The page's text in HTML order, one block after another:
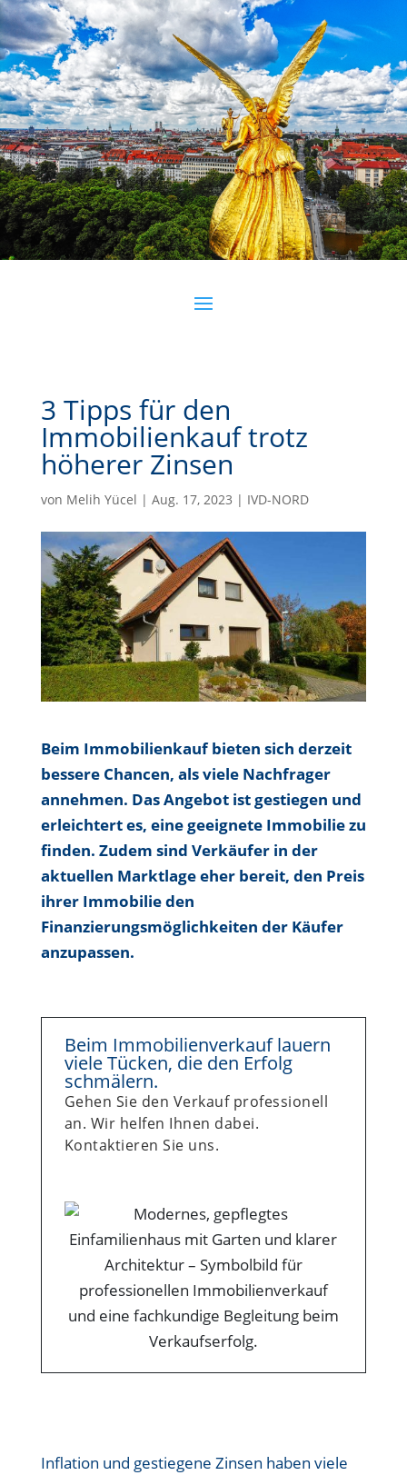
3 Tipps für den
Immobilienkauf trotz
höherer Zinsen
von Melih Yücel | Aug. 17, 2023 | IVD-NORD
Beim Immobilienkauf bieten sich derzeit
bessere Chancen, als viele Nachfrager
annehmen. Das Angebot ist gestiegen und
erleichtert es, eine geeignete Immobilie zu
finden. Zudem sind Verkäufer in der
aktuellen Marktlage eher bereit, den Preis
ihrer Immobilie den
Finanzierungsmöglichkeiten der Käufer
anzupassen.
Beim Immobilienverkauf lauern
viele Tücken, die den Erfolg
schmälern.
Gehen Sie den Verkauf professionell
an. Wir helfen Ihnen dabei.
Kontaktieren Sie uns.
Inflation und gestiegene Zinsen haben viele